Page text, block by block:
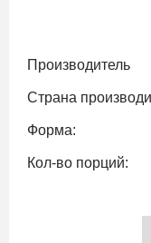
Производитель
Страна
Форма:
Кол-во порций: